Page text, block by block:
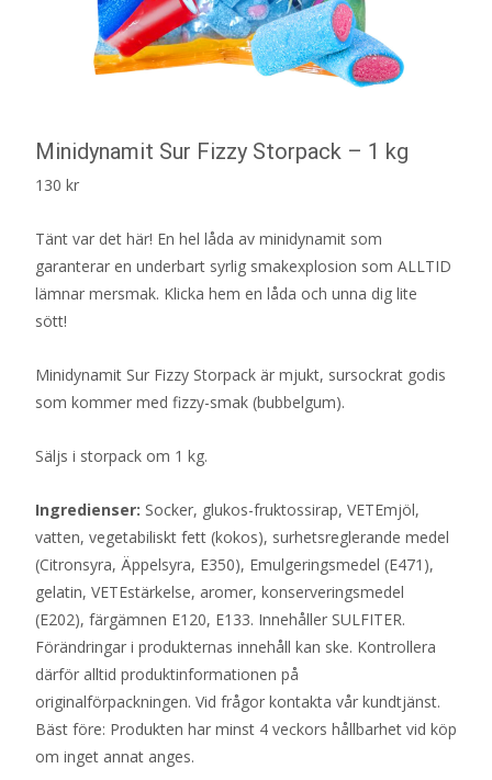
Minidynamit Sur Fizzy Storpack – 1 kg
130 kr
Tänt var det här! En hel låda av minidynamit som
garanterar en underbart syrlig smakexplosion som ALLTID
lämnar mersmak. Klicka hem en låda och unna dig lite
sött!
Minidynamit Sur Fizzy Storpack är mjukt, sursockrat godis
som kommer med fizzy-smak (bubbelgum).
Säljs i storpack om 1 kg.
Ingredienser: Socker, glukos-fruktossirap, VETEmjöl,
vatten, vegetabiliskt fett (kokos), surhetsreglerande medel
(Citronsyra, Äppelsyra, E350), Emulgeringsmedel (E471),
gelatin, VETEstärkelse, aromer, konserveringsmedel
(E202), färgämnen E120, E133. Innehåller SULFITER.
Förändringar i produkternas innehåll kan ske. Kontrollera
därför alltid produktinformationen på
originalförpackningen. Vid frågor kontakta vår kundtjänst.
Bäst före: Produkten har minst 4 veckors hållbarhet vid köp
om inget annat anges.